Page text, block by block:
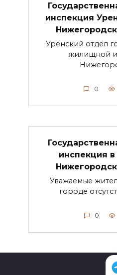
инспекция
Уренский отдел
жилищной
0
инспекция
Уважаемые
городе
0